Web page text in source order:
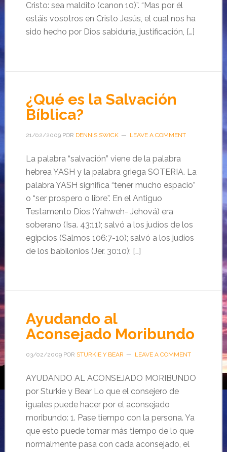
Cristo: sea maldito (canon 10)”. “Mas por él
estáis vosotros en Cristo Jesús, el cual nos ha
sido hecho por Dios sabiduría, justificación, […]
¿Qué es la Salvación
Bíblica?
21/02/2009POR DENNIS SWICK LEAVE A COMMENT
La palabra “salvación” viene de la palabra
hebrea YASH y la palabra griega SOTERIA. La
palabra YASH significa “tener mucho espacio”
o “ser prospero o libre”. En el Antiguo
Testamento Dios (Yahweh- Jehová) era
soberano (Isa. 43:11); salvó a los judíos de los
egipcios (Salmos 106:7-10); salvó a los judíos
de los babilonios (Jer. 30:10): […]
Ayudando al
Aconsejado Moribundo
03/02/2009POR STURKIE Y BEAR LEAVE A COMMENT
AYUDANDO AL ACONSEJADO MORIBUNDO
por Sturkie y Bear Lo que el consejero de
iguales puede hacer por el aconsejado
moribundo: 1. Pase tiempo con la persona. Ya
que esto puede tomar más tiempo de lo que
normalmente pasa con cada aconsejado, el